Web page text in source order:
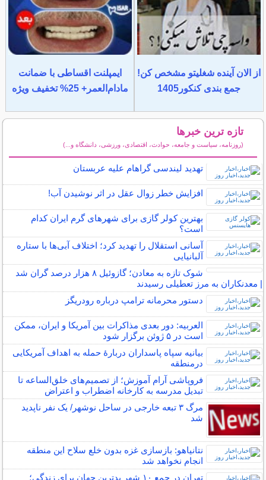
از الان آینده شغلیتو مشخص کن!
جمع بندی کنکور1405
ایمپلنت اقساطی با ضمانت
مادام‌العمر+ 25% تخفیف ویژه
تازه ترین خبرها
(روزنامه، سیاست و جامعه، حوادث، اقتصادی، ورزشی، دانشگاه و...)
تهدید لیندسی گراهام علیه عربستان
افزایش خطر زوال عقل در اثر نوشیدن آب!
بهترین کولر گازی برای شهرهای گرم ایران کدام
است؟
آسانی استقلال را تهدید کرد؛ اختلاف آبی‌ها با ستاره
آلبانیایی
شوک تازه به معادن؛ گازوئیل ۸ هزار درصد گران شد
| معدنکاران به مرز تعطیلی رسیدند
دستور محرمانه ترامپ درباره رودریگز
العربیه: دور بعدی مذاکرات بین آمریکا و ایران، ممکن
است در ۵ ژوئن برگزار شود
بیانیه سپاه پاسداران دربارۀ حمله به اهداف آمریکایی
درمنطقه
فروپاشی آرام آموزش؛ از تصمیم‌های خلق‌الساعه تا
تبدیل مدرسه به کارخانه اضطراب و اعتراض
مرگ ۳ تبعه خارجی در ساحل نوشهر/ یک نفر ناپدید
شد
نتانیاهو: بازسازی غزه بدون خلع سلاح این منطقه
انجام نخواهد شد
تهران در جمع ۱۰ شهر بدترین جهان برای زندگی؛